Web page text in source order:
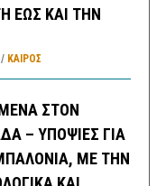
ΕΩΣ ΚΑΙ ΤΗΝ
ΚΑΙΡΌΣ
ΣΤΟΝ
– ΥΠΟΨΙΕΣ ΓΙΑ
ΜΕ ΤΗΝ